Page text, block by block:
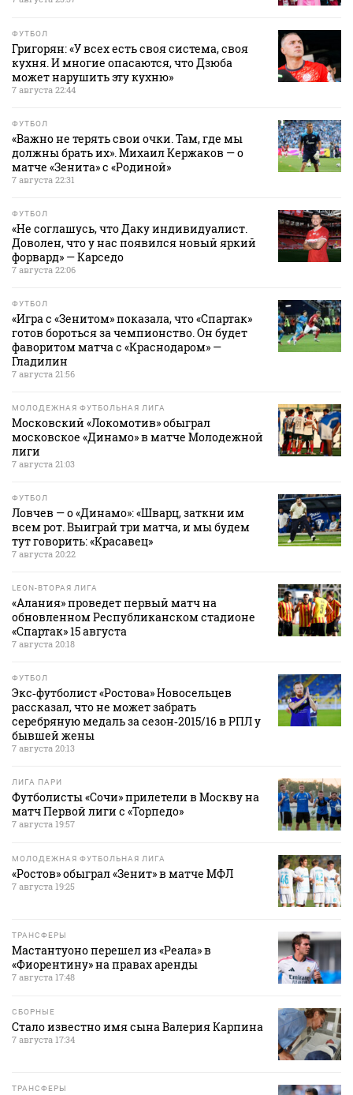
ФУТБОЛ
Григорян: «У всех есть своя система, своя
кухня. И многие опасаются, что Дзюба
может нарушить эту кухню»
7 августа 22:44
ФУТБОЛ
«Важно не терять свои очки. Там, где мы
должны брать их». Михаил Кержаков — о
матче «Зенита» с «Родиной»
7 августа 22:31
ФУТБОЛ
«Не соглашусь, что Даку индивидуалист.
Доволен, что у нас появился новый яркий
форвард» — Карседо
7 августа 22:06
ФУТБОЛ
«Игра с «Зенитом» показала, что «Спартак»
готов бороться за чемпионство. Он будет
фаворитом матча с «Краснодаром» —
Гладилин
7 августа 21:56
МОЛОДЕЖНАЯ ФУТБОЛЬНАЯ ЛИГА
Московский «Локомотив» обыграл
московское «Динамо» в матче Молодежной
лиги
7 августа 21:03
ФУТБОЛ
Ловчев — о «Динамо»: «Шварц, заткни им
всем рот. Выиграй три матча, и мы будем
тут говорить: «Красавец»
7 августа 20:22
LEON-ВТОРАЯ ЛИГА
«Алания» проведет первый матч на
обновленном Республиканском стадионе
«Спартак» 15 августа
7 августа 20:18
ФУТБОЛ
Экс‑футболист «Ростова» Новосельцев
рассказал, что не может забрать
серебряную медаль за сезон‑2015/16 в РПЛ у
бывшей жены
7 августа 20:13
ЛИГА ПАРИ
Футболисты «Сочи» прилетели в Москву на
матч Первой лиги с «Торпедо»
7 августа 19:57
МОЛОДЕЖНАЯ ФУТБОЛЬНАЯ ЛИГА
«Ростов» обыграл «Зенит» в матче МФЛ
7 августа 19:25
ТРАНСФЕРЫ
Мастантуоно перешел из «Реала» в
«Фиорентину» на правах аренды
7 августа 17:48
СБОРНЫЕ
Стало известно имя сына Валерия Карпина
7 августа 17:34
ТРАНСФЕРЫ